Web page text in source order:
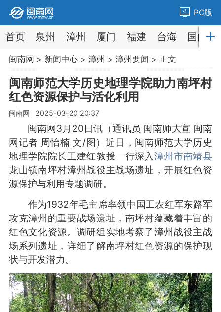
PC版
首页 泉州 漳州 厦门 福建 台海 国内
闽南网 > 新闻中心> 漳州 > 漳州要闻 > 正文
闽南师范大学历史地理学院助力南坪村
红色资源保护与活化利用
闽南网 2025-03-20 20:37
闽南网3月20日讯（通讯员 闽南师大宣 闽南
网记者 周怡楠 文/图）近日，闽南师范大学历史
地理学院院长王建红教授一行深入漳州市南靖县
龙山镇南坪村漳州战役主战场遗址，开展红色资
源保护与利用专题调研。
作为1932年毛主席率领中国工农红军东路军
攻克漳州的重要战场遗址，南坪村蕴藏着丰富的
红色文化资源。调研组实地考察了漳州战役主战
场系列遗址，详细了解南坪村红色资源的保护现
状与开发潜力。